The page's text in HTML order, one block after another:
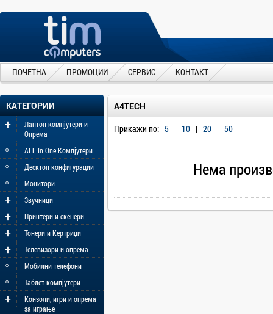
ПОЧЕТНА ПРОМОЦИИ СЕРВИС КОНТАКТ
КАТЕГОРИИ
Лаптоп компјутери и
Опрема
+
ALL In One Компјутери
◦
Десктоп конфигурации
◦
Монитори
◦
Звучници
+
Принтери и скенери
+
Тонери и Кертриџи
+
Телевизори и опрема
+
Мобилни телефони
◦
Таблет компјутери
◦
Конзоли, игри и опрема
за играње
+
A4TECH
Прикажи по: 5 | 10 | 20 | 50
Нема